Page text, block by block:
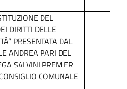
DEL
DIRITTI DELLE
PRESENTATA DAL
ANDREA PARI DEL
SALVINI PREMIER
COMUNALE